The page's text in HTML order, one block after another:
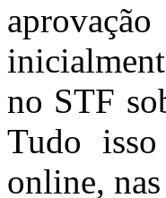
no STF
Tudo
online,